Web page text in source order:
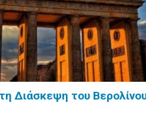
Διάσκεψη του